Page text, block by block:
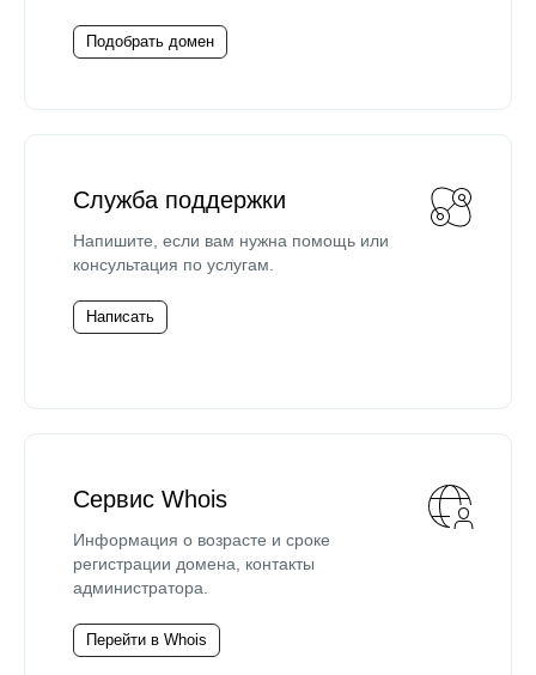
Подобрать домен
Служба поддержки
Напишите, если вам нужна помощь или
консультация по услугам.
Написать
Сервис Whois
Информация о возрасте и сроке
регистрации домена, контакты
администратора.
Перейти в Whois